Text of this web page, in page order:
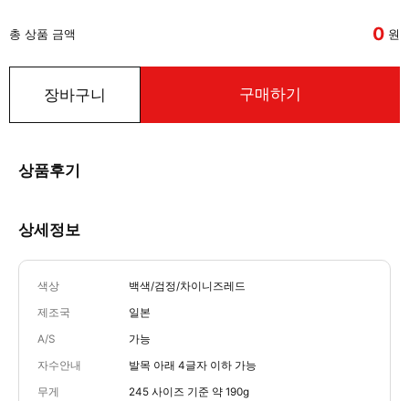
총 상품 금액 0 원
장바구니 구매하기
상품후기
상세정보
색상 백색/검정/차이니즈레드
제조국 일본
A/S 가능
자수안내 발목 아래 4글자 이하 가능
무게 245 사이즈 기준 약 190g